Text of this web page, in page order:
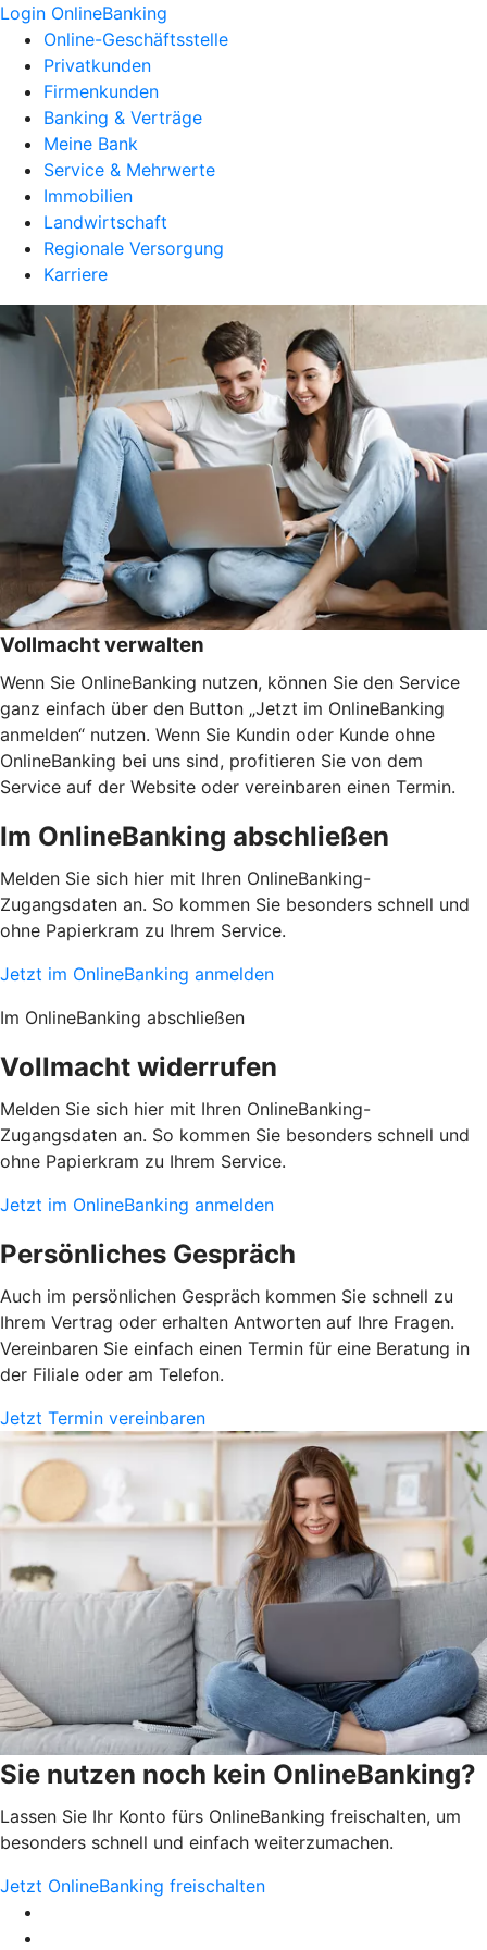
Login OnlineBanking
Online-Geschäftsstelle
Privatkunden
Firmenkunden
Banking & Verträge
Meine Bank
Service & Mehrwerte
Immobilien
Landwirtschaft
Regionale Versorgung
Karriere
Vollmacht verwalten
Wenn Sie OnlineBanking nutzen, können Sie den Service
ganz einfach über den Button „Jetzt im OnlineBanking
anmelden“ nutzen. Wenn Sie Kundin oder Kunde ohne
OnlineBanking bei uns sind, profitieren Sie von dem
Service auf der Website oder vereinbaren einen Termin.
Im OnlineBanking abschließen
Melden Sie sich hier mit Ihren OnlineBanking-
Zugangsdaten an. So kommen Sie besonders schnell und
ohne Papierkram zu Ihrem Service.
Jetzt im OnlineBanking anmelden
Im OnlineBanking abschließen
Vollmacht widerrufen
Melden Sie sich hier mit Ihren OnlineBanking-
Zugangsdaten an. So kommen Sie besonders schnell und
ohne Papierkram zu Ihrem Service.
Jetzt im OnlineBanking anmelden
Persönliches Gespräch
Auch im persönlichen Gespräch kommen Sie schnell zu
Ihrem Vertrag oder erhalten Antworten auf Ihre Fragen.
Vereinbaren Sie einfach einen Termin für eine Beratung in
der Filiale oder am Telefon.
Jetzt Termin vereinbaren
Sie nutzen noch kein OnlineBanking?
Lassen Sie Ihr Konto fürs OnlineBanking freischalten, um
besonders schnell und einfach weiterzumachen.
Jetzt OnlineBanking freischalten